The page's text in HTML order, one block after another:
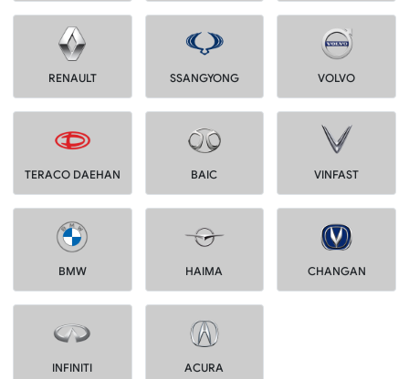
RENAULT SSANGYONG VOLVO
TERACO DAEHAN BAIC VINFAST
BMW HAIMA CHANGAN
INFINITI ACURA